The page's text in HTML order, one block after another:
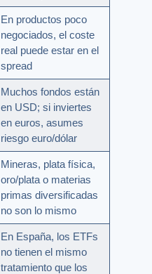
En productos poco
negociados, el coste
real puede estar en el
spread
Muchos fondos están
en USD; si inviertes
en euros, asumes
riesgo euro/dólar
Mineras, plata física,
oro/plata o materias
primas diversificadas
no son lo mismo
En España, los ETFs
no tienen el mismo
tratamiento que los